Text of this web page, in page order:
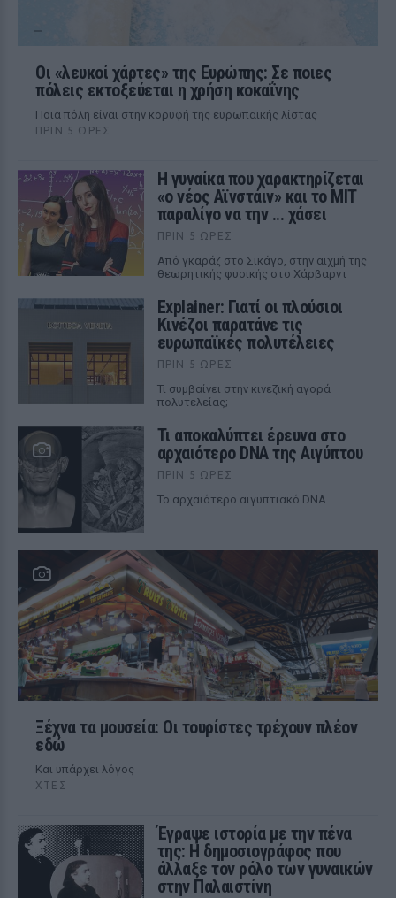
Οι «λευκοί χάρτες» της Ευρώπης: Σε ποιες
πόλεις εκτοξεύεται η χρήση κοκαΐνης
Ποια πόλη είναι στην κορυφή της ευρωπαϊκής λίστας
ΠΡΙΝ 5 ΏΡΕΣ
Η γυναίκα που χαρακτηρίζεται
«ο νέος Αϊνστάιν» και το MIT
παραλίγο να την ... χάσει
ΠΡΙΝ 5 ΏΡΕΣ
Από γκαράζ στο Σικάγο, στην αιχμή της
θεωρητικής φυσικής στο Χάρβαρντ
Explainer: Γιατί οι πλούσιοι
Κινέζοι παρατάνε τις
ευρωπαϊκές πολυτέλειες
ΠΡΙΝ 5 ΏΡΕΣ
Τι συμβαίνει στην κινεζική αγορά
πολυτελείας;
Τι αποκαλύπτει έρευνα στο
αρχαιότερο DNA της Αιγύπτου
ΠΡΙΝ 5 ΏΡΕΣ
Το αρχαιότερο αιγυπτιακό DNA
Ξέχνα τα μουσεία: Οι τουρίστες τρέχουν πλέον
εδώ
Και υπάρχει λόγος
ΧΤΕΣ
Έγραψε ιστορία με την πένα
της: Η δημοσιογράφος που
άλλαξε τον ρόλο των γυναικών
στην Παλαιστίνη